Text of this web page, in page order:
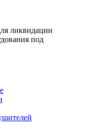
ликвидации
под